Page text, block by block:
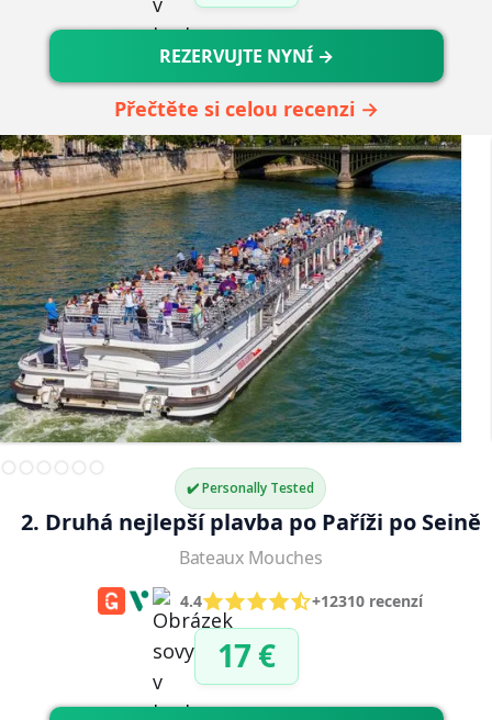
REZERVUJTE NYNÍ →
Přečtěte si celou recenzi →
✔️ Personally Tested
2. Druhá nejlepší plavba po Paříži po Seině
Bateaux Mouches
4.4 +12310 recenzí
17 €